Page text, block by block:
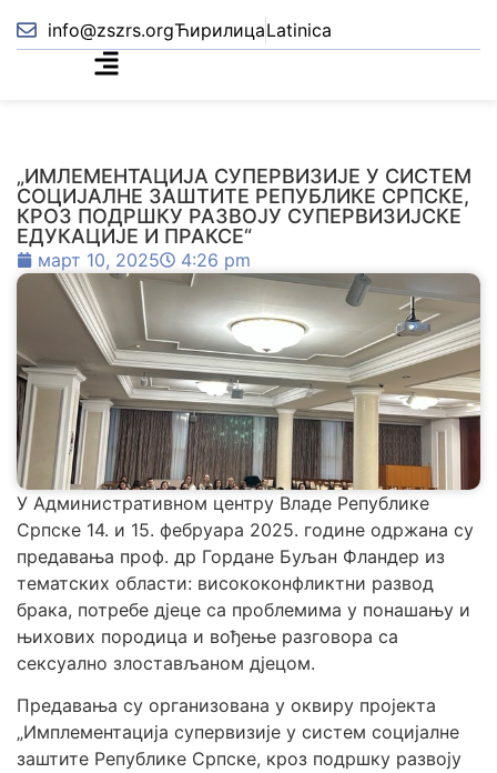
info@zszrs.orgЋирилицаLatinica
„ИМЛЕМЕНТАЦИЈА СУПЕРВИЗИЈЕ У СИСТЕМ
СОЦИЈАЛНЕ ЗАШТИТЕ РЕПУБЛИКЕ СРПСКЕ,
КРОЗ ПОДРШКУ РАЗВОЈУ СУПЕРВИЗИЈСКЕ
ЕДУКАЦИЈЕ И ПРАКСЕ“
март 10, 2025 4:26 pm
У Административном центру Владе Републике
Српске 14. и 15. фебруара 2025. године одржана су
предавања проф. др Гордане Буљан Фландер из
тематских области: висококонфликтни развод
брака, потребе дјеце са проблемима у понашању и
њихових породица и вођење разговора са
сексуално злостављаном дјецом.
Предавања су организована у оквиру пројекта
„Имплементација супервизије у систем социјалне
заштите Републике Српске, кроз подршку развоју